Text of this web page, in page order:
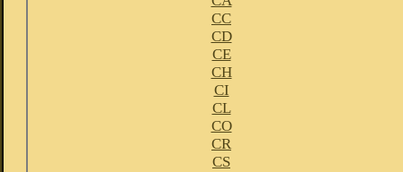
CC
CD
CE
CH
CI
CL
CO
CR
CS